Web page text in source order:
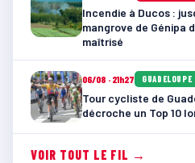
Incendie à Ducos :
mangrove de Génipa
maîtrisé
06/08 · 21h27 GUADELOUPE
Tour cycliste de
décroche un Top 10
VOIR TOUT LE FIL →